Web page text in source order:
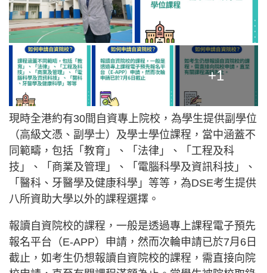
+1
現時全港約有30間自資專上院校，為學生提供副學位
（高級文憑、副學士）及學士學位課程，當中涵蓋不
同範疇，包括「教育」、「法律」、「工程及科
技」、「商業及管理」、「電腦科學及資訊科技」、
「醫科、牙醫學及健康科學」等等，為DSE考生提供
八所資助大學以外的課程選擇。
報讀自資院校的課程，一般是透過專上課程電子預先
報名平台（E-APP）申請，然而次輪申請已於7月6日
截止，如考生仍想報讀自資院校的課程，需直接向院